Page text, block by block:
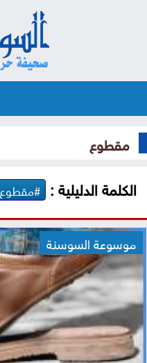
مقطوع
الكلمة الدليلية : #مقطوع
موسوعة السوسنة